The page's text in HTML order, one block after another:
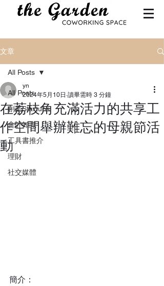
文章
All Posts
創業Startups
會計知識
工具書推介
理財
社交媒體
All Posts
在荔枝角充滿活力的共享工
作空間舉辦難忘的母親節活
動
yn
2024年5月10日 讀畢需時 3 分鐘
簡介：